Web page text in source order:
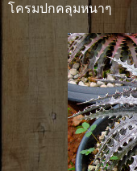
โครมปกคลุมหนาๆ